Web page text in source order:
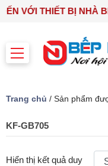
ĐẾN VỚI THIẾT BỊ NHÀ
Trang chủ / Sản phẩm
KF-GB705
Hiển thị kết quả duy